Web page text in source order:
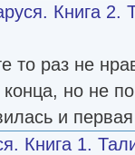
Книга 2.
то раз не
но не
и
Книга 1.